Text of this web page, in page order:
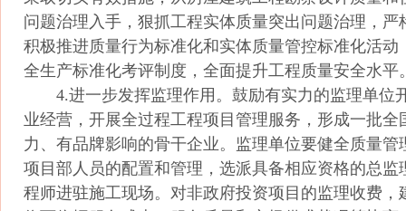
问题治理入手，狠抓工程实体质量突出问题治理，严
积极推进质量行为标准化和实体质量管控标准化活动
全生产标准化考评制度，全面提升工程质量安全水平
4.进一步发挥监理作用。鼓励有实力的监理单位
业经营，开展全过程工程项目管理服务，形成一批全
力、有品牌影响的骨干企业。监理单位要健全质量管
项目部人员的配置和管理，选派具备相应资格的总监
程师进驻施工现场。对非政府投资项目的监理收费，